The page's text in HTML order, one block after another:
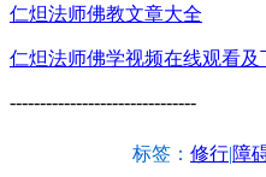
仁炟法师佛教文章大全
仁炟法师佛学视频在线观看及
-------------------------------
标签： 修行|障